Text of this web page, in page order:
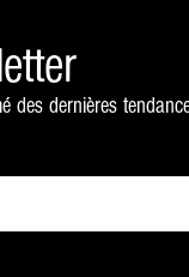
des dernières